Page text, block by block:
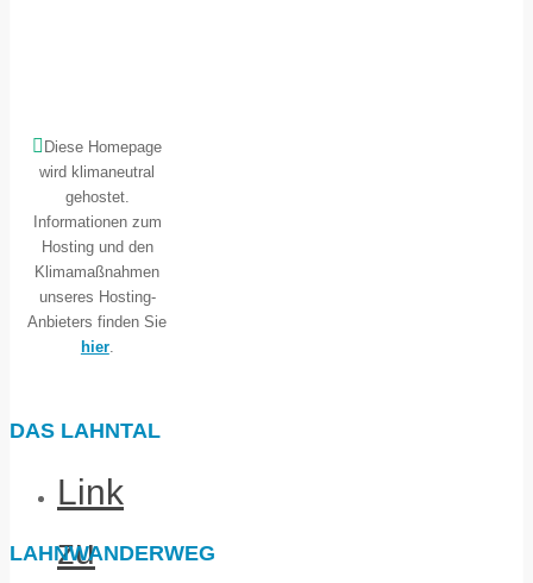
Diese Homepage
wird klimaneutral
gehostet.
Informationen zum
Hosting und den
Klimamaßnahmen
unseres Hosting-
Anbieters finden Sie
hier.
DAS LAHNTAL
Link
zu
LAHNWANDERWEG